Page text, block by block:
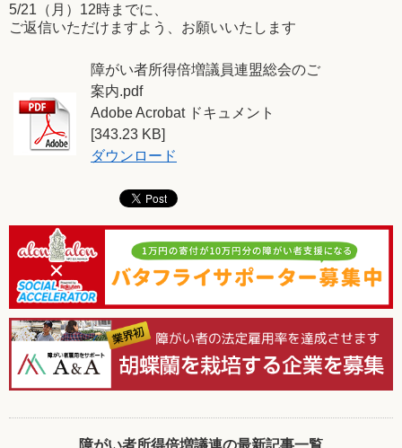
5/21（月）12時までに、
ご返信いただけますよう、お願いいたします
障がい者所得倍増議員連盟総会のご
案内.pdf
Adobe Acrobat ドキュメント
[343.23 KB]
ダウンロード
障がい者所得倍増議連の最新記事一覧